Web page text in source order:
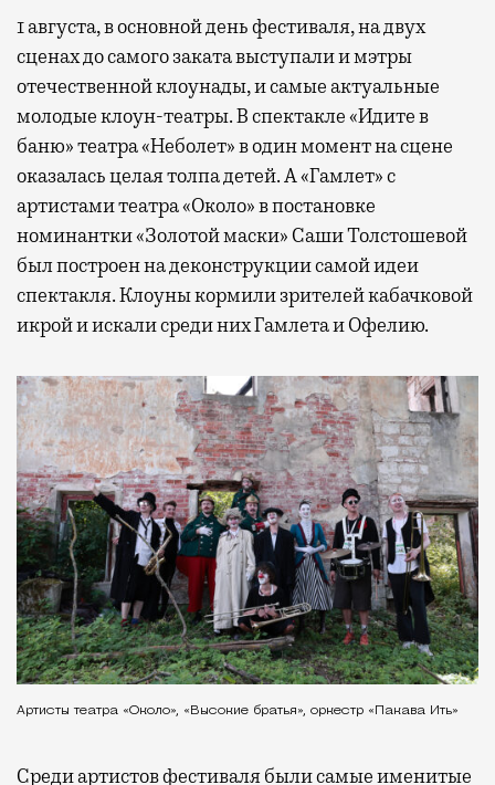
1 августа, в основной день фестиваля, на двух
сценах до самого заката выступали и мэтры
отечественной клоунады, и самые актуальные
молодые клоун-театры. В спектакле «Идите в
баню» театра «Неболет» в один момент на сцене
оказалась целая толпа детей. А «Гамлет» с
артистами театра «Около» в постановке
номинантки «Золотой маски» Саши Толстошевой
был построен на деконструкции самой идеи
спектакля. Клоуны кормили зрителей кабачковой
икрой и искали среди них Гамлета и Офелию.
Артисты театра «Около», «Высокие братья», оркестр «Пакава Ить»
Среди артистов фестиваля были самые именитые